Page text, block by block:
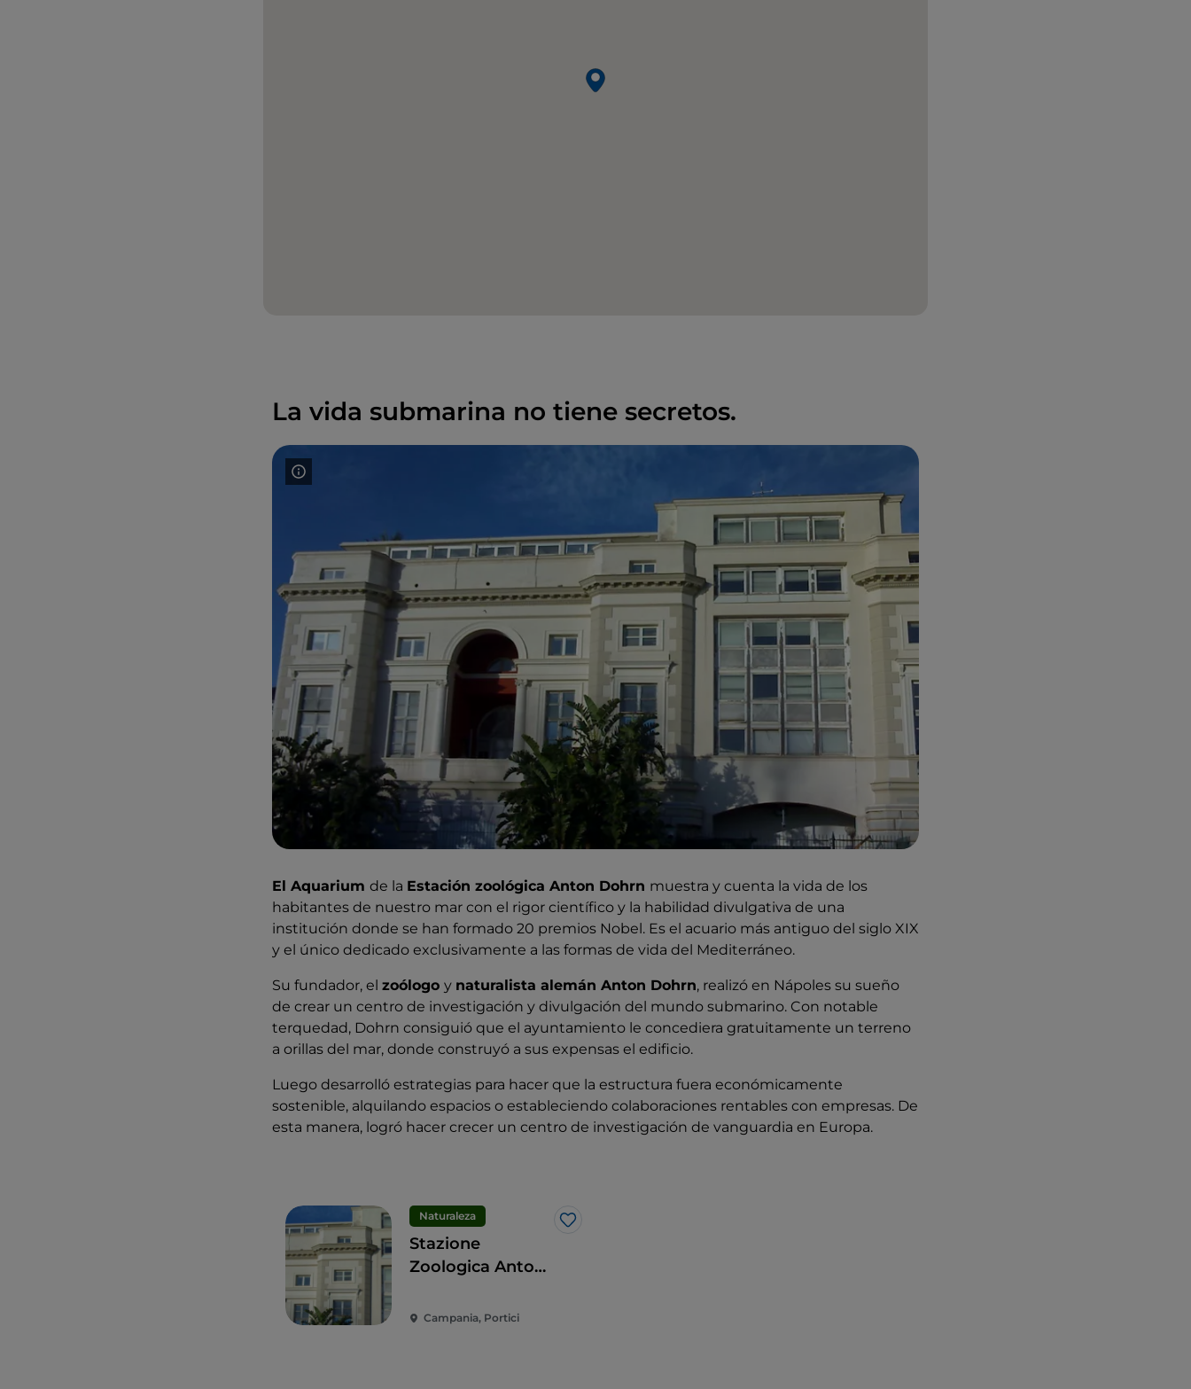
La vida submarina no tiene secretos.
El Aquarium de la Estación zoológica Anton Dohrn muestra y cuenta la vida de los
habitantes de nuestro mar con el rigor científico y la habilidad divulgativa de una
institución donde se han formado 20 premios Nobel. Es el acuario más antiguo del siglo XIX
y el único dedicado exclusivamente a las formas de vida del Mediterráneo.
Su fundador, el zoólogo y naturalista alemán Anton Dohrn, realizó en Nápoles su sueño
de crear un centro de investigación y divulgación del mundo submarino. Con notable
terquedad, Dohrn consiguió que el ayuntamiento le concediera gratuitamente un terreno
a orillas del mar, donde construyó a sus expensas el edificio.
Luego desarrolló estrategias para hacer que la estructura fuera económicamente
sostenible, alquilando espacios o estableciendo colaboraciones rentables con empresas. De
esta manera, logró hacer crecer un centro de investigación de vanguardia en Europa.
Naturaleza
Me gusta
Stazione
Zoologica Anton
Campania, Portici